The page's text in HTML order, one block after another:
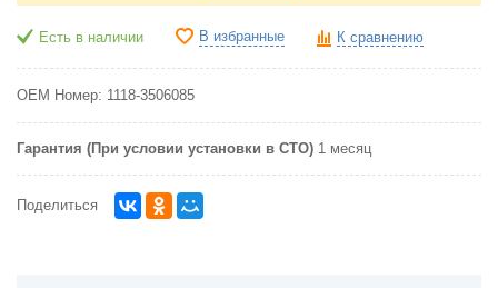
Есть в наличии В избранные К сравнению
OEM Номер: 1118-3506085
Гарантия (При условии установки в СТО) 1 месяц
Поделиться